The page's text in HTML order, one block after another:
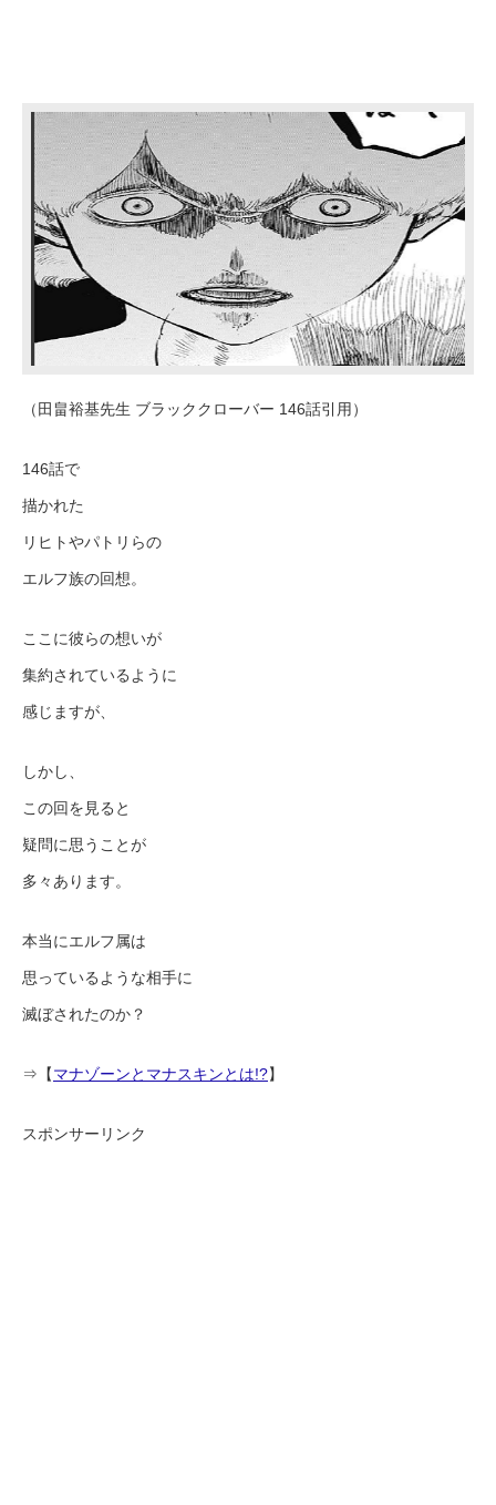
（田畠裕基先生 ブラッククローバー 146話引用）
146話で
描かれた
リヒトやパトリらの
エルフ族の回想。
ここに彼らの想いが
集約されているように
感じますが、
しかし、
この回を見ると
疑問に思うことが
多々あります。
本当にエルフ属は
思っているような相手に
滅ぼされたのか？
⇒【マナゾーンとマナスキンとは!?】
スポンサーリンク